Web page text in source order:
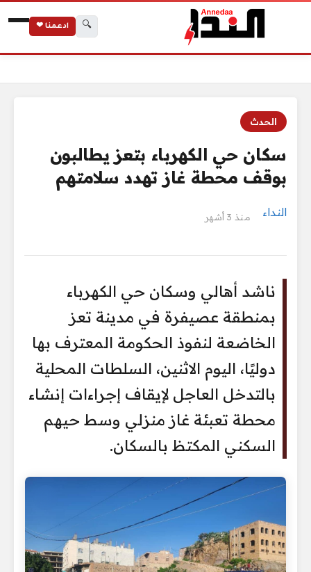
🔍 ادعمنا ❤
الحدث
سكان حي الكهرباء بتعز يطالبون
بوقف محطة غاز تهدد سلامتهم
النداء منذ 3 أشهر
ناشد أهالي وسكان حي الكهرباء
بمنطقة عصيفرة في مدينة تعز
الخاضعة لنفوذ الحكومة المعترف بها
دوليًا، اليوم الاثنين، السلطات المحلية
بالتدخل العاجل لإيقاف إجراءات إنشاء
محطة تعبئة غاز منزلي وسط حيهم
السكني المكتظ بالسكان.